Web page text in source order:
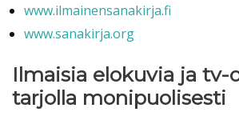
www.ilmainensanakirja.fi
www.sanakirja.org
Ilmaisia elokuvia ja tv-
tarjolla monipuolisesti